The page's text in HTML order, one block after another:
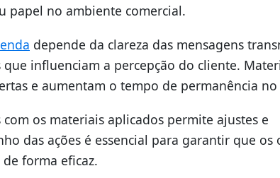
papel no ambiente comercial.
depende da clareza das mensagens
influenciam a percepção do cliente.
e aumentam o tempo de permanência no
os materiais aplicados permite ajustes e
das ações é essencial para garantir que os
forma eficaz.